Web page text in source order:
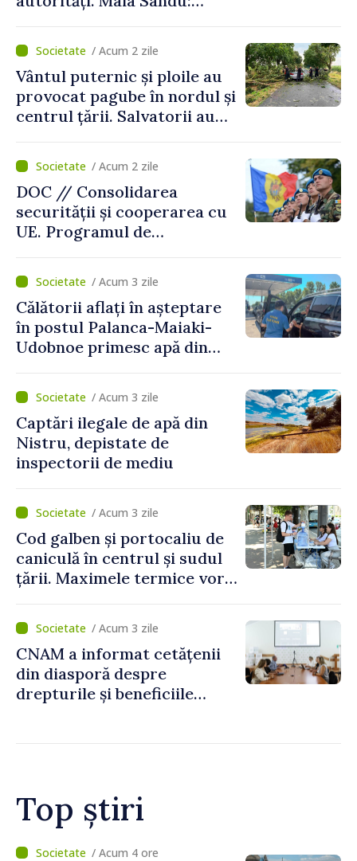
mecanisme care să-i
protejeze”/ Acum 2 zile
Vântul puternic și ploile au
provocat pagube în nordul și
centrul țării. Salvatorii au
/ Acum 2 zile
DOC // Consolidarea
securității și cooperarea cu
UE. Programul de
Naționale de Apărare pentru
perioada 2024–2034,
publicat în Monitorul Oficial
/ Acum 3 zile
Călătorii aflați în așteptare
în postul Palanca-Maiaki-
Udobnoe primesc apă din
și a polițiștilor de frontieră
/ Acum 3 zile
Captări ilegale de apă din
Nistru, depistate de
inspectorii de mediu
/ Acum 3 zile
Cod galben și portocaliu de
caniculă în centrul și sudul
țării. Maximele termice vor
/ Acum 3 zile
CNAM a informat cetățenii
din diasporă despre
drepturile și beneficiile
Top știri
/ Acum 1 oră